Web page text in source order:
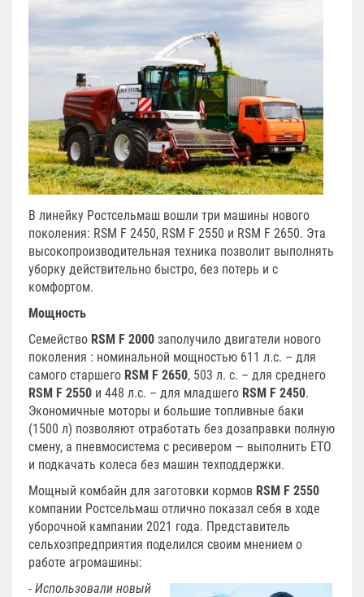
В линейку Ростсельмаш вошли три машины нового
поколения: RSM F 2450, RSM F 2550 и RSM F 2650. Эта
высокопроизводительная техника позволит выполнять
уборку действительно быстро, без потерь и с
комфортом.
Мощность
Семейство RSM F 2000 заполучило двигатели нового
поколения : номинальной мощностью 611 л.с. – для
самого старшего RSM F 2650, 503 л. с. – для среднего
RSM F 2550 и 448 л.с. – для младшего RSM F 2450.
Экономичные моторы и большие топливные баки
(1500 л) позволяют отработать без дозаправки полную
смену, а пневмосистема с ресивером — выполнить ЕТО
и подкачать колеса без машин техподдержки.
Мощный комбайн для заготовки кормов RSM F 2550
компании Ростсельмаш отлично показал себя в ходе
уборочной кампании 2021 года. Представитель
сельхозпредприятия поделился своим мнением о
работе агромашины:
- Использовали новый